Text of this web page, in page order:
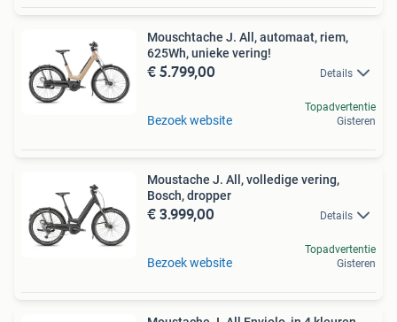
Mouschtache J. All, automaat, riem,
625Wh, unieke vering!
€ 5.799,00 Details
Bezoek website
Topadvertentie
Gisteren
Moustache J. All, volledige vering,
Bosch, dropper
€ 3.999,00 Details
Bezoek website
Topadvertentie
Gisteren